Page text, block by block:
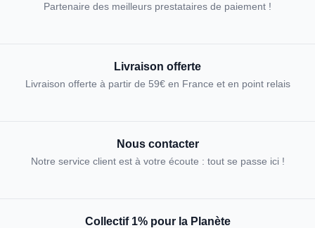
Partenaire des meilleurs prestataires de paiement !
Livraison offerte
Livraison offerte à partir de 59€ en France et en point relais
Nous contacter
Notre service client est à votre écoute : tout se passe ici !
Collectif 1% pour la Planète